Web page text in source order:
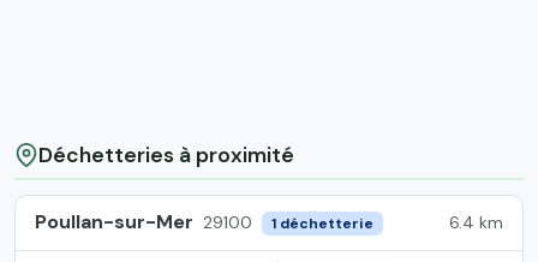
Déchetteries à proximité
Poullan-sur-Mer 29100 1 déchetterie 6.4 km